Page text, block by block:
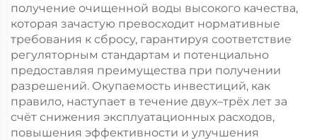
получение очищенной воды высокого качества,
которая зачастую превосходит нормативные
требования к сбросу, гарантируя соответствие
регуляторным стандартам и потенциально
предоставляя преимущества при получении
разрешений. Окупаемость инвестиций, как
правило, наступает в течение двух–трёх лет за
счёт снижения эксплуатационных расходов,
повышения эффективности и улучшения